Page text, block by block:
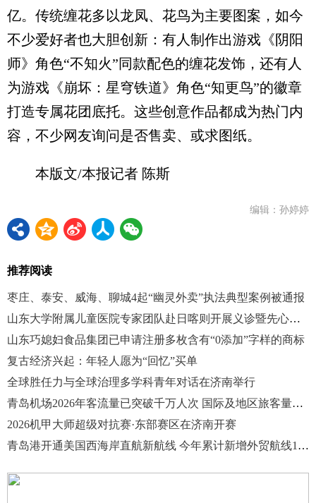
亿。传统缠花多以龙凤、花鸟为主要图案，如今
不少爱好者也大胆创新：有人制作出游戏《阴阳
师》角色“不知火”同款配色的缠花发饰，还有人
为游戏《崩坏：星穹铁道》角色“知更鸟”的徽章
打造专属花团底托。这些创意作品都成为热门内
容，不少网友询问是否售卖、或求图纸。
本版文/本报记者 陈斯
编辑：孙婷婷
推荐阅读
枣庄、泰安、威海、聊城4起“幽灵外卖”执法典型案例被通报
山东大学附属儿童医院专家团队赴日喀则开展义诊暨先心病筛查活动
山东巧媳妇食品集团已申请注册多枚含有“0添加”字样的商标
复古经济兴起：年轻人愿为“回忆”买单
全球胜任力与全球治理多学科青年对话在济南举行
青岛机场2026年客流量已突破千万人次 国际及地区旅客量增两成
2026机甲大师超级对抗赛·东部赛区在济南开赛
青岛港开通美国西海岸直航新航线 今年累计新增外贸航线13条